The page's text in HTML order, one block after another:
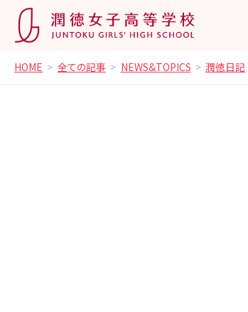
HOME 全ての記事 NEWS&TOPICS 潤徳日記